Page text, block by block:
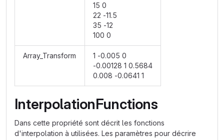
15 0
22 -11.5
35 -12
100 0
Array_Transform
1 -0.005 0
-0.00128 1 0.5684
0.008 -0.0641 1
InterpolationFunctions
Dans cette propriété sont décrit les fonctions
d'interpolation à utilisées. Les paramètres pour décrire